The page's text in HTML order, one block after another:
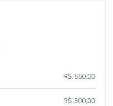
R$ 550,00
R$ 300,00